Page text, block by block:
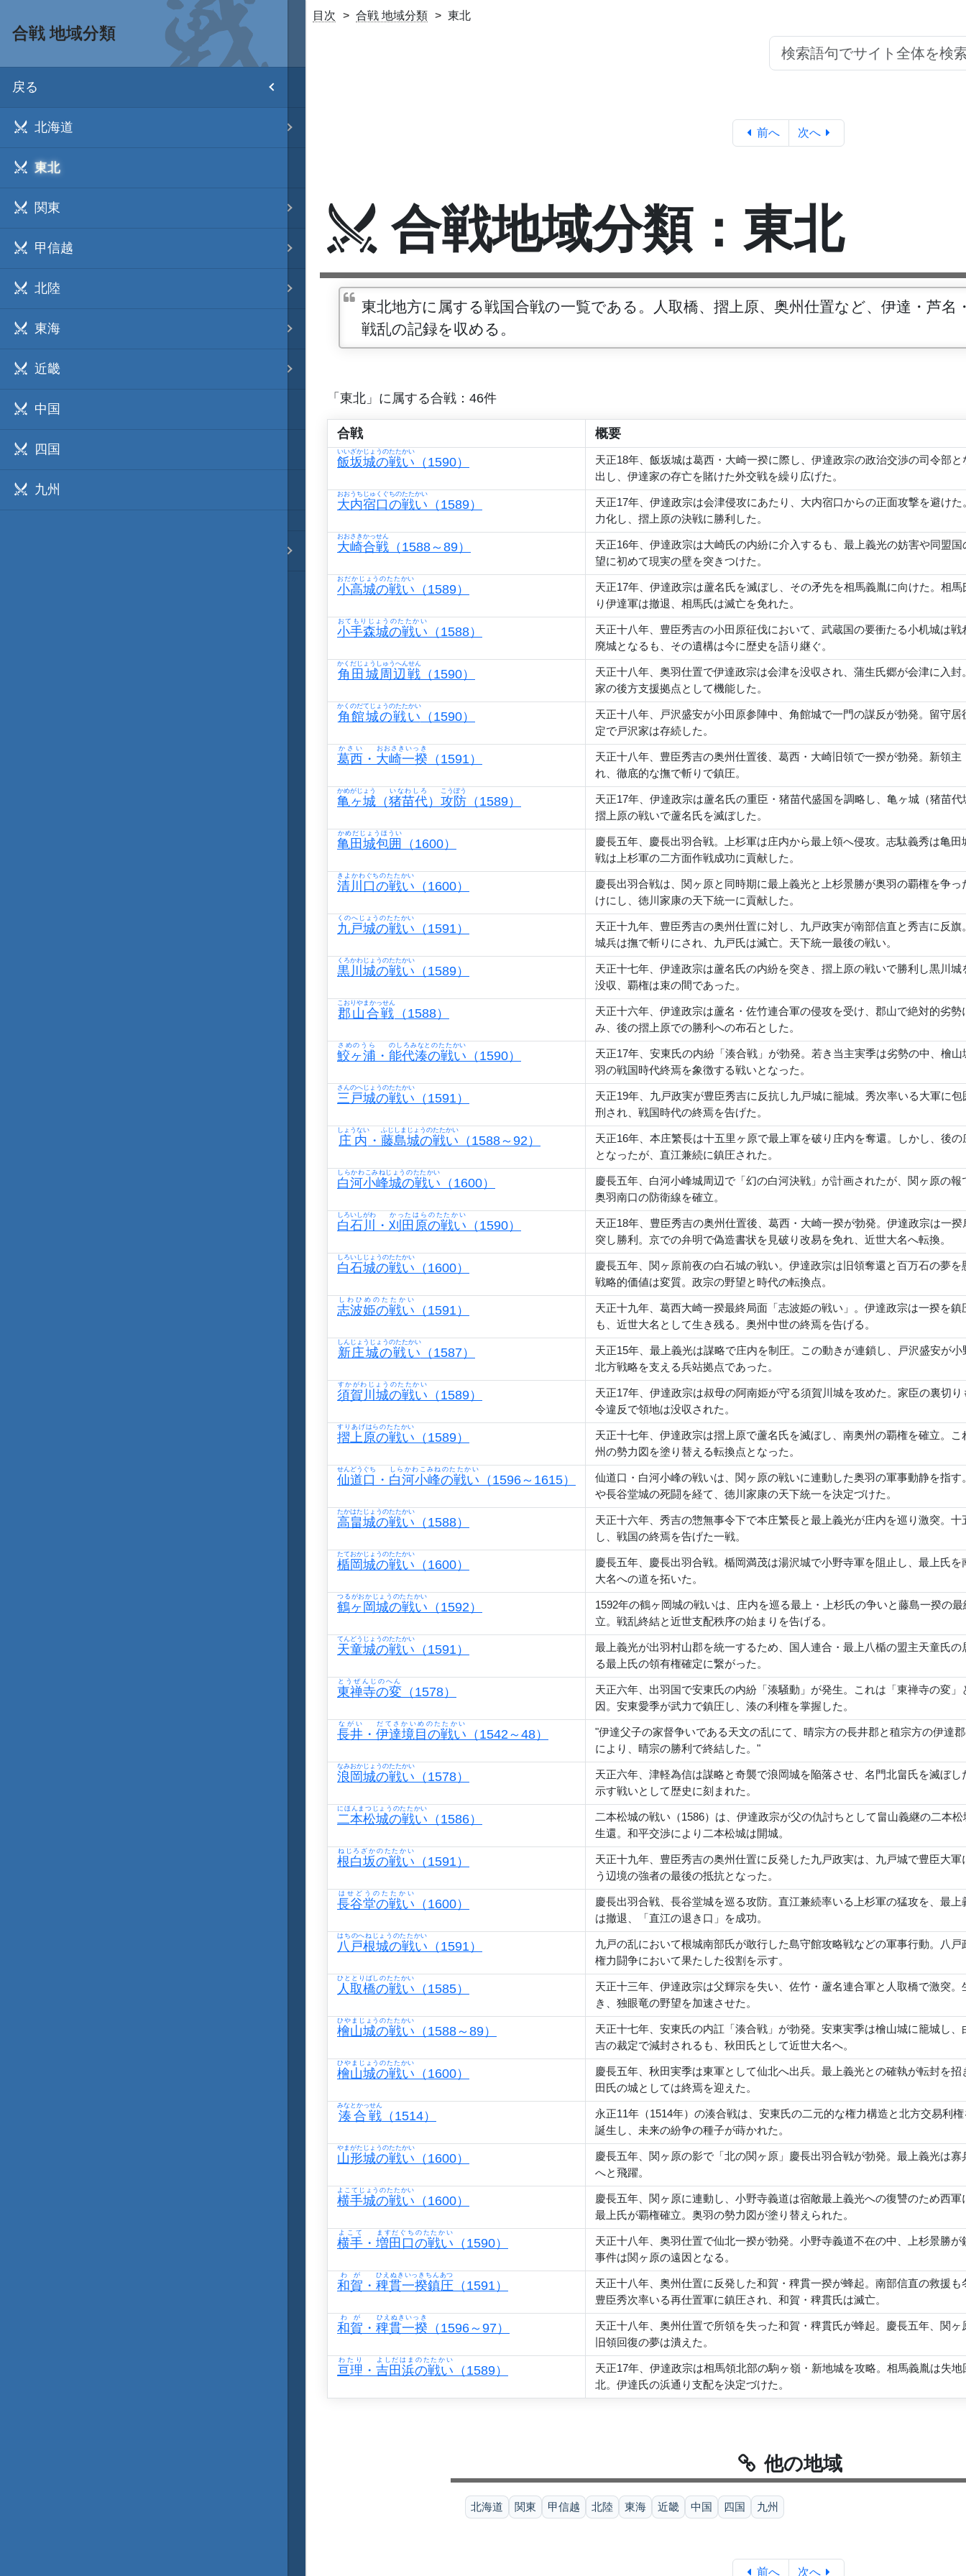
目次
武将 読み一覧
姫 読み一覧
家宝 分類一覧
城 地域分類
合戦 地域分類
合戦 地域分類
戻る
北海道
東北
関東
甲信越
北陸
東海
近畿
中国
四国
九州
事変 地域分類
逸話 分類一覧
戦国ニュース
寺社・城・庭園ニュース
信長の野望ニュース
目次 合戦 地域分類 東北
前へ 次へ
合戦地域分類：東北
東北地方に属する戦国合戦の一覧である。人取橋、摺上原、奥州仕置など、伊達・芦
戦乱の記録を収める。
「東北」に属する合戦：46件
合戦
概要
飯坂城の戦い
いいざかじょうのたたかい
（1590）
天正18年、飯坂城は葛西・大崎一揆に際し、伊達政宗の政治交渉の司令部
出し、伊達家の存亡を賭けた外交戦を繰り広げた。
大内宿口の戦い
おおうちじゅくぐちのたたかい
（1589）
天正17年、伊達政宗は会津侵攻にあたり、大内宿口からの正面攻撃を避け
力化し、摺上原の決戦に勝利した。
大崎合戦
おおさきかっせん
（1588～89）
天正16年、伊達政宗は大崎氏の内紛に介入するも、最上義光の妨害や同盟
望に初めて現実の壁を突きつけた。
小高城の戦い
おだかじょうのたたかい
（1589）
天正17年、伊達政宗は蘆名氏を滅ぼし、その矛先を相馬義胤に向けた。相
り伊達軍は撤退、相馬氏は滅亡を免れた。
小手森城の戦い
おてもりじょうのたたかい
（1588）
天正十八年、豊臣秀吉の小田原征伐において、武蔵国の要衝たる小机城は
廃城となるも、その遺構は今に歴史を語り継ぐ。
角田城周辺戦
かくだじょうしゅうへんせん
（1590）
天正十八年、奥羽仕置で伊達政宗は会津を没収され、蒲生氏郷が会津に入
家の後方支援拠点として機能した。
角館城の戦い
かくのだてじょうのたたかい
（1590）
天正十八年、戸沢盛安が小田原参陣中、角館城で一門の謀反が勃発。留守
定で戸沢家は存続した。
葛西
かさい
・ 大崎一揆
おおさきいっき
（1591）
天正十八年、豊臣秀吉の奥州仕置後、葛西・大崎旧領で一揆が勃発。新領
れ、徹底的な撫で斬りで鎮圧。
亀ヶ城
かめがじょう
（猪苗代
いなわしろ
） 攻防
こうぼう
（1589）
天正17年、伊達政宗は蘆名氏の重臣・猪苗代盛国を調略し、亀ヶ城（猪苗
摺上原の戦いで蘆名氏を滅ぼした。
亀田城包囲
かめだじょうほうい
（1600）
慶長五年、慶長出羽合戦。上杉軍は庄内から最上領へ侵攻。志駄義秀は亀
戦は上杉軍の二方面作戦成功に貢献した。
清川口の戦い
きよかわぐちのたたかい
（1600）
慶長出羽合戦は、関ヶ原と同時期に最上義光と上杉景勝が奥羽の覇権を争
けにし、徳川家康の天下統一に貢献した。
九戸城の戦い
くのへじょうのたたかい
（1591）
天正十九年、豊臣秀吉の奥州仕置に対し、九戸政実が南部信直と秀吉に反
城兵は撫で斬りにされ、九戸氏は滅亡。天下統一最後の戦い。
黒川城の戦い
くろかわじょうのたたかい
（1589）
天正十七年、伊達政宗は蘆名氏の内紛を突き、摺上原の戦いで勝利し黒川
没収、覇権は束の間であった。
郡山合戦
こおりやまかっせん
（1588）
天正十六年、伊達政宗は蘆名・佐竹連合軍の侵攻を受け、郡山で絶対的劣
み、後の摺上原での勝利への布石とした。
鮫ヶ浦
さめのうら
・ 能代湊の戦い
のしろみなとのたたかい
（1590）
天正17年、安東氏の内紛「湊合戦」が勃発。若き当主実季は劣勢の中、檜
羽の戦国時代終焉を象徴する戦いとなった。
三戸城の戦い
さんのへじょうのたたかい
（1591）
天正19年、九戸政実が豊臣秀吉に反抗し九戸城に籠城。秀次率いる大軍に
刑され、戦国時代の終焉を告げた。
庄内
しょうない
・ 藤島城の戦い
ふじしまじょうのたたかい
（1588～92）
天正16年、本庄繁長は十五里ヶ原で最上軍を破り庄内を奪還。しかし、後
となったが、直江兼続に鎮圧された。
白河小峰城の戦い
しらかわこみねじょうのたたかい
（1600）
慶長五年、白河小峰城周辺で「幻の白河決戦」が計画されたが、関ヶ原の
奥羽南口の防衛線を確立。
白石川
しろいしがわ
・ 刈田原の戦い
かったはらのたたかい
（1590）
天正18年、豊臣秀吉の奥州仕置後、葛西・大崎一揆が勃発。伊達政宗は一
突し勝利。京での弁明で偽造書状を見破り改易を免れ、近世大名へ転換。
白石城の戦い
しろいしじょうのたたかい
（1600）
慶長五年、関ヶ原前夜の白石城の戦い。伊達政宗は旧領奪還と百万石の夢
戦略的価値は変質。政宗の野望と時代の転換点。
志波姫の戦い
しわひめのたたかい
（1591）
天正十九年、葛西大崎一揆最終局面「志波姫の戦い」。伊達政宗は一揆を
も、近世大名として生き残る。奥州中世の終焉を告げる。
新庄城の戦い
しんじょうじょうのたたかい
（1587）
天正15年、最上義光は謀略で庄内を制圧。この動きが連鎖し、戸沢盛安が
北方戦略を支える兵站拠点であった。
須賀川城の戦い
すかがわじょうのたたかい
（1589）
天正17年、伊達政宗は叔母の阿南姫が守る須賀川城を攻めた。家臣の裏切
令違反で領地は没収された。
摺上原の戦い
すりあげはらのたたかい
（1589）
天正十七年、伊達政宗は摺上原で蘆名氏を滅ぼし、南奥州の覇権を確立。
州の勢力図を塗り替える転換点となった。
仙道口
せんどうぐち
・ 白河小峰の戦い
しらかわこみねのたたかい
（1596～1615）
仙道口・白河小峰の戦いは、関ヶ原の戦いに連動した奥羽の軍事動静を指
や長谷堂城の死闘を経て、徳川家康の天下統一を決定づけた。
高畠城の戦い
たかはたじょうのたたかい
（1588）
天正十六年、秀吉の惣無事令下で本庄繁長と最上義光が庄内を巡り激突。
し、戦国の終焉を告げた一戦。
楯岡城の戦い
たておかじょうのたたかい
（1600）
慶長五年、慶長出羽合戦。楯岡満茂は湯沢城で小野寺軍を阻止し、最上氏
大名への道を拓いた。
鶴ヶ岡城の戦い
つるがおかじょうのたたかい
（1592）
1592年の鶴ヶ岡城の戦いは、庄内を巡る最上・上杉氏の争いと藤島一揆の
立。戦乱終結と近世支配秩序の始まりを告げる。
天童城の戦い
てんどうじょうのたたかい
（1591）
最上義光が出羽村山郡を統一するため、国人連合・最上八楯の盟主天童氏
る最上氏の領有権確定に繋がった。
東禅寺の変
とうぜんじのへん
（1578）
天正六年、出羽国で安東氏の内紛「湊騒動」が発生。これは「東禅寺の変
因。安東愛季が武力で鎮圧し、湊の利権を掌握した。
長井
ながい
・ 伊達境目の戦い
だてさかいめのたたかい
（1542～48）
"伊達父子の家督争いである天文の乱にて、晴宗方の長井郡と稙宗方の伊達
により、晴宗の勝利で終結した。"
浪岡城の戦い
なみおかじょうのたたかい
（1578）
天正六年、津軽為信は謀略と奇襲で浪岡城を陥落させ、名門北畠氏を滅ぼ
示す戦いとして歴史に刻まれた。
二本松城の戦い
にほんまつじょうのたたかい
（1586）
二本松城の戦い（1586）は、伊達政宗が父の仇討ちとして畠山義継の二本
生還。和平交渉により二本松城は開城。
根白坂の戦い
ねじろざかのたたかい
（1591）
天正十九年、豊臣秀吉の奥州仕置に反発した九戸政実は、九戸城で豊臣大
う辺境の強者の最後の抵抗となった。
長谷堂の戦い
はせどうのたたかい
（1600）
慶長出羽合戦、長谷堂城を巡る攻防。直江兼続率いる上杉軍の猛攻を、最
は撤退、「直江の退き口」を成功。
八戸根城の戦い
はちのへねじょうのたたかい
（1591）
九戸の乱において根城南部氏が敢行した島守館攻略戦などの軍事行動。八
権力闘争において果たした役割を示す。
人取橋の戦い
ひととりばしのたたかい
（1585）
天正十三年、伊達政宗は父輝宗を失い、佐竹・蘆名連合軍と人取橋で激突
き、独眼竜の野望を加速させた。
檜山城の戦い
ひやまじょうのたたかい
（1588～89）
天正十七年、安東氏の内訌「湊合戦」が勃発。安東実季は檜山城に籠城し
吉の裁定で減封されるも、秋田氏として近世大名へ。
檜山城の戦い
ひやまじょうのたたかい
（1600）
慶長五年、秋田実季は東軍として仙北へ出兵。最上義光との確執が転封を
田氏の城としては終焉を迎えた。
湊合戦
みなとかっせん
（1514）
永正11年（1514年）の湊合戦は、安東氏の二元的な権力構造と北方交易利
誕生し、未来の紛争の種子が蒔かれた。
山形城の戦い
やまがたじょうのたたかい
（1600）
慶長五年、関ヶ原の影で「北の関ヶ原」慶長出羽合戦が勃発。最上義光は
へと飛躍。
横手城の戦い
よこてじょうのたたかい
（1600）
慶長五年、関ヶ原に連動し、小野寺義道は宿敵最上義光への復讐のため西
最上氏が覇権確立。奥羽の勢力図が塗り替えられた。
横手
よこて
・ 増田口の戦い
ますだぐちのたたかい
（1590）
天正十八年、奥羽仕置で仙北一揆が勃発。小野寺義道不在の中、上杉景勝
事件は関ヶ原の遠因となる。
和賀
わが
・ 稗貫一揆鎮圧
ひえぬきいっきちんあつ
（1591）
天正十八年、奥州仕置に反発した和賀・稗貫一揆が蜂起。南部信直の救援
豊臣秀次率いる再仕置軍に鎮圧され、和賀・稗貫氏は滅亡。
和賀
わが
・ 稗貫一揆
ひえぬきいっき
（1596～97）
天正十八年、奥州仕置で所領を失った和賀・稗貫氏が蜂起。慶長五年、関
旧領回復の夢は潰えた。
亘理
わたり
・ 吉田浜の戦い
よしだはまのたたかい
（1589）
天正17年、伊達政宗は相馬領北部の駒ヶ嶺・新地城を攻略。相馬義胤は失
北。伊達氏の浜通り支配を決定づけた。
他の地域
北海道 関東 甲信越 北陸 東海 近畿 中国 四国 九州
前へ 次へ